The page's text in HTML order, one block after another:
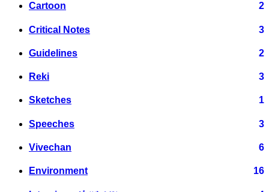
Cartoon 2
Critical Notes 3
Guidelines 2
Reki 3
Sketches 1
Speeches 3
Vivechan 6
Environment 16